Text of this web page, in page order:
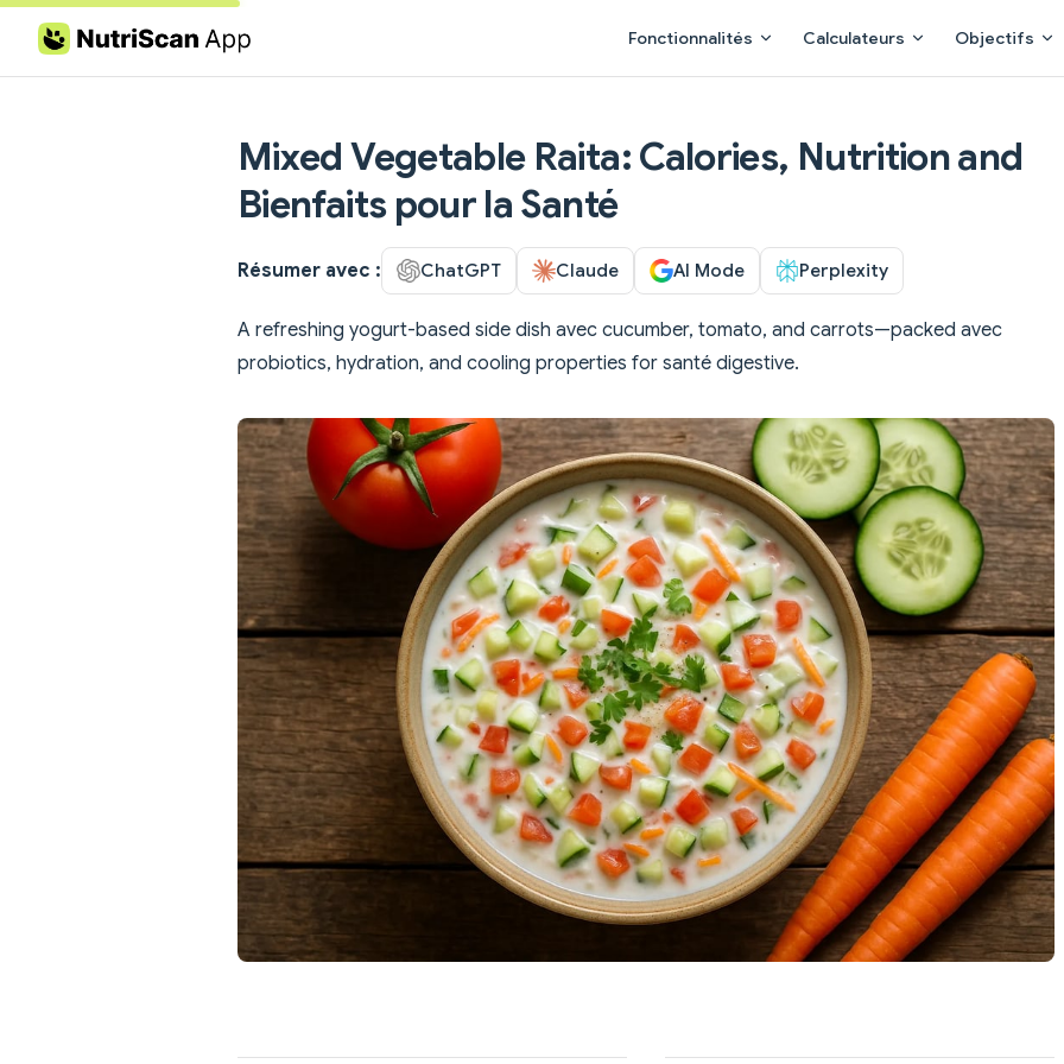
Skip to content Fonctionnalités Calculateurs Objectifs
Mixed Vegetable Raita: Calories, Nutrition and
Bienfaits pour la Santé
Résumer avec : ChatGPT Claude AI Mode Perplexity
A refreshing yogurt-based side dish avec cucumber, tomato, and carrots—packed avec
probiotics, hydration, and cooling properties for santé digestive.